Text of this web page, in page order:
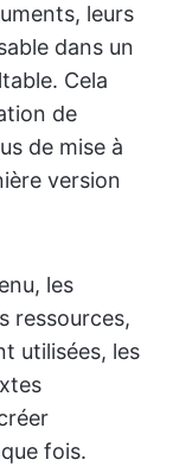
leurs
dans un
Cela
de
de mise à
version
les
ressources,
utilisées, les
fois.